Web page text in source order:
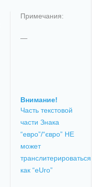
Примечания:
—
Внимание!
Часть текстовой
части Знака
“евро”/“євро” НЕ
может
транслитерироваться
как “eUro”